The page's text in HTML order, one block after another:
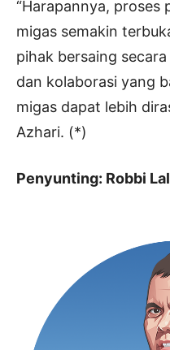
“Harapannya, proses
migas semakin
pihak bersaing
dan kolaborasi yang
migas dapat lebih
Azhari. (*)
Penyunting: Robbi